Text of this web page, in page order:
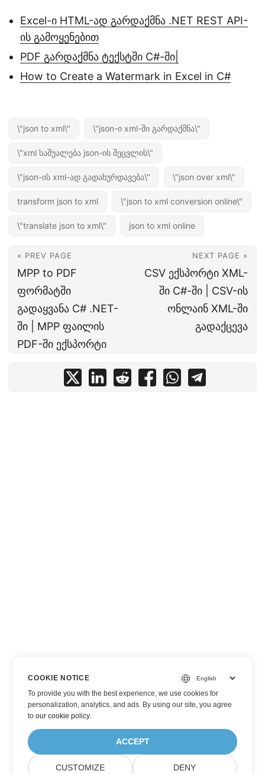
Excel-ი HTML-ად გარდაქმნა .NET REST API-
ის გამოყენებით
PDF გარდაქმნა ტექსტში C#-ში|
How to Create a Watermark in Excel in C#
\"json to xml\" \"json-ი xml-ში გარდაქმნა\"
\"xml საშუალება json-ის შეცვლის\"
\"json-ის xml-ად გადახურდავება\" \"json over xml\"
transform json to xml \"json to xml conversion online\"
\"translate json to xml\" json to xml online
« PREV PAGE
MPP to PDF
ფორმატში
გადაყვანა C# .NET-
ში | MPP ფაილის
PDF-ში ექსპორტი
NEXT PAGE »
CSV ექსპორტი XML-
ში C#-ში | CSV-ის
ონლაინ XML-ში
გადაქცევა
COOKIE NOTICE
To provide you with the best experience, we use cookies for
personalization, analytics, and ads. By using our site, you agree
toour cookie policy.
ACCEPT
CUSTOMIZE DENY